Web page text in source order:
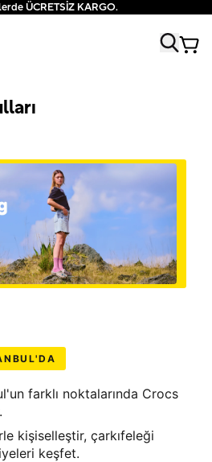
ÜCRETSİZ KARGO.
farklı noktalarında Crocs
kişiselleştir, çarkıfeleği
keşfet.